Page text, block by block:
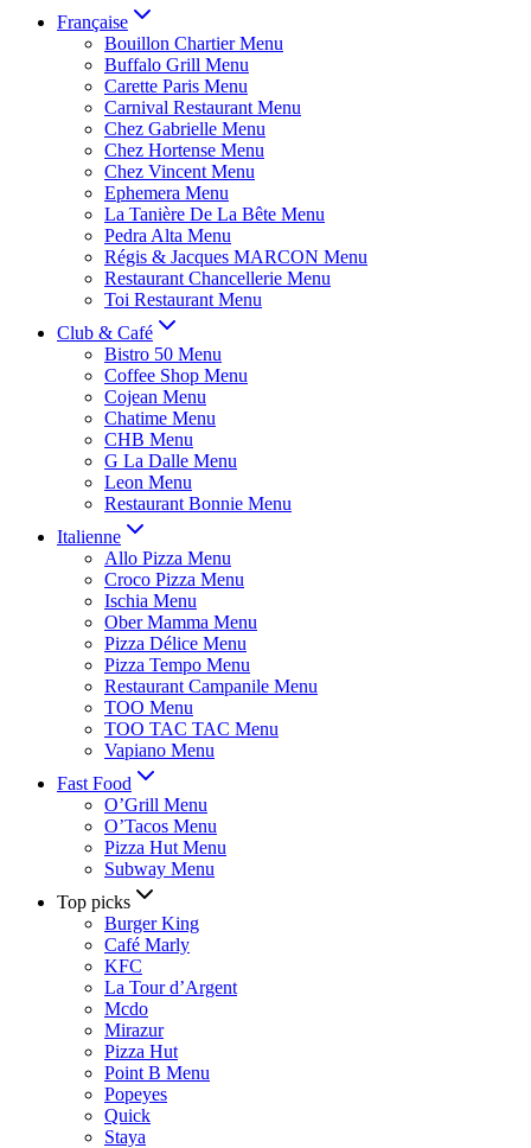
Française
Bouillon Chartier Menu
Buffalo Grill Menu
Carette Paris Menu
Carnival Restaurant Menu
Chez Gabrielle Menu
Chez Hortense Menu
Chez Vincent Menu
Ephemera Menu
La Tanière De La Bête Menu
Pedra Alta Menu
Régis & Jacques MARCON Menu
Restaurant Chancellerie Menu
Toi Restaurant Menu
Club & Café
Bistro 50 Menu
Coffee Shop Menu
Cojean Menu
Chatime Menu
CHB Menu
G La Dalle Menu
Leon Menu
Restaurant Bonnie Menu
Italienne
Allo Pizza Menu
Croco Pizza Menu
Ischia Menu
Ober Mamma Menu
Pizza Délice Menu
Pizza Tempo Menu
Restaurant Campanile Menu
TOO Menu
TOO TAC TAC Menu
Vapiano Menu
Fast Food
O’Grill Menu
O’Tacos Menu
Pizza Hut Menu
Subway Menu
Top picks
Burger King
Café Marly
KFC
La Tour d’Argent
Mcdo
Mirazur
Pizza Hut
Point B Menu
Popeyes
Quick
Staya